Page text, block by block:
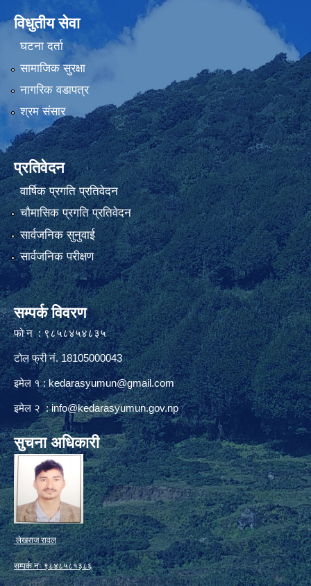
विधुतीय सेवा
घटना दर्ता
सामाजिक सुरक्षा
नागरिक वडापत्र
श्रम संसार
प्रतिवेदन
वार्षिक प्रगति प्रतिवेदन
चौमासिक प्रगति प्रतिवेदन
सार्वजनिक सुनुवाई
सार्वजनिक परीक्षण
सम्पर्क विवरण
फाे न : ९८५८४५४८३५
टोल फ्री नं. 18105000043
इमेल १ :kedarasyumun@gmail.com
इमेल २ :info@kedarasyumun.gov.np
सुचना अधिकारी
लेखराज रावल
सम्पर्क नः ९८४८५८१३८६